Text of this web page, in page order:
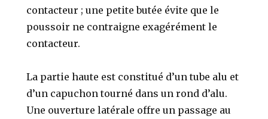
contacteur ; une petite butée évite que le
poussoir ne contraigne exagérément le
contacteur.
La partie haute est constitué d’un tube alu et
d’un capuchon tourné dans un rond d’alu.
Une ouverture latérale offre un passage au